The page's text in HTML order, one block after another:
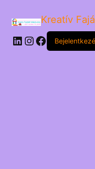
Kreatív
LinkedIn
Instagram
Facebook